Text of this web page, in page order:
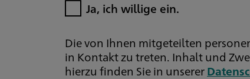
Ja, ich willige ein.
Die von Ihnen mitgeteilten
in Kontakt zu treten. Inhalt und
hierzu finden Sie in unserer